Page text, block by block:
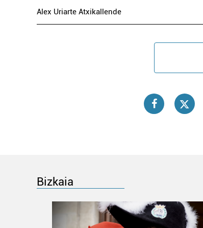
Alex Uriarte Atxikallende
Bizkaia